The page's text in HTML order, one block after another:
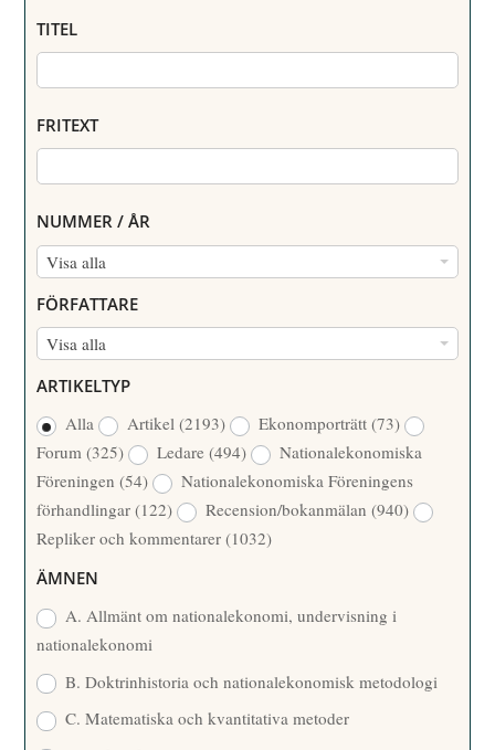
TITEL
FRITEXT
NUMMER / ÅR
Visa alla
N
M
M
/
Å
R
FÖRFATTARE
Visa alla
R
F
A
T
T
A
R
ARTIKELTYP
Alla
Artikel(2193) Ekonomporträtt(73)
Forum(325) Ledare(494)
Nationalekonomiska
Föreningen(54)
Nationalekonomiska Föreningens
förhandlingar(122) Recension/bokanmälan(940)
Repliker och kommentarer(1032)
ÄMNEN
A. Allmänt om nationalekonomi, undervisning i
nationalekonomi
B. Doktrinhistoria och nationalekonomisk metodologi
C. Matematiska och kvantitativa metoder